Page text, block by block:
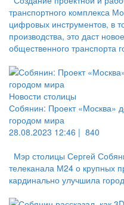
транспортного комплекса
цифровых инструментов, в
производства, это даст
общественного транспорта
Новости столицы
Собянин: Проект «Москва»
городом мира
28.08.2023 12:46 | 840
Мэр столицы Сергей
телеканала М24 о крупных
кардинально улучшила